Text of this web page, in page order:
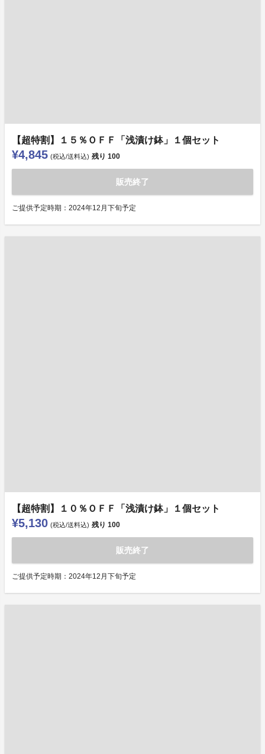
【超特割】１５％ＯＦＦ「浅漬け鉢」１個セット
¥4,845 (税込/送料込) 残り 100
販売終了
ご提供予定時期：2024年12月下旬予定
【超特割】１０％ＯＦＦ「浅漬け鉢」１個セット
¥5,130 (税込/送料込) 残り 100
販売終了
ご提供予定時期：2024年12月下旬予定